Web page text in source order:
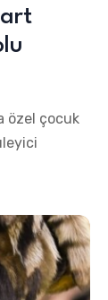
özel çocuk